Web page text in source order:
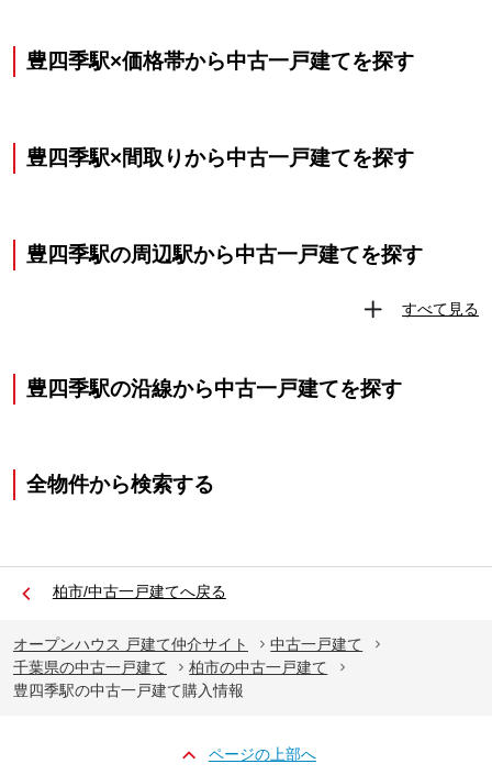
豊四季駅×価格帯から中古一戸建てを探す
豊四季駅×間取りから中古一戸建てを探す
豊四季駅の周辺駅から中古一戸建てを探す
すべて見る
豊四季駅の沿線から中古一戸建てを探す
全物件から検索する
柏市/中古一戸建てへ戻る
オープンハウス 戸建て仲介サイト
中古一戸建て
千葉県の中古一戸建て
柏市の中古一戸建て
豊四季駅の中古一戸建て購入情報
ページの上部へ